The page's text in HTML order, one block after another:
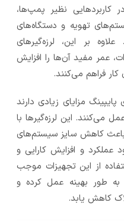
کاربردهایی نظیر پمپ‌ها،
تهویه و دستگاه‌های
بر این، لرزه‌گیرهای
عمر مفید آن‌ها را افزایش
کار فراهم می‌کنند.
مزایای زیادی دارند
می‌کنند. این لرزه‌گیرها با
کاهش سایز سیستم‌های
عملکرد و افزایش کارایی و
از این تجهیزات موجب
طور بهینه‌ عمل کرده و
کاهش یابد.